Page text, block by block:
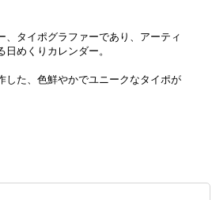
タイポグラファーであり、アーティ
めくりカレンダー。
した、色鮮やかでユニークなタイポが